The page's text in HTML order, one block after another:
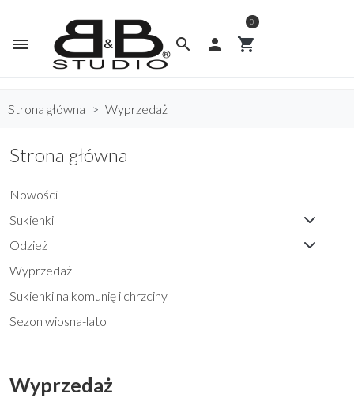
search
menu  shopping_cart
0
Strona główna Wyprzedaż
Strona główna
Nowości
Sukienki
Odzież
Wyprzedaż
Sukienki na komunię i chrzciny
Sezon wiosna-lato
Wyprzedaż